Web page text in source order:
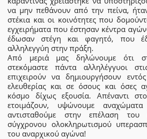
να μην πεθάνουν από την πείνα,
στέκια και οι κοινότητες που
εγχειρήματα που έστησαν κέντρα
έδωσαν στέγη και φαγητό, που
αλληλεγγύη στην πράξη.
Από μεριά μας δηλώνουμε ότι
στεκόμαστε πάντα αλληλέγγυοι
επιχειρούν να δημιουργήσουν
ελευθερίας και σε όσους και όσες
κόσμο δίχως εξουσία. Απέναντι
ετοιμάζουν, υψώνουμε
αντισταθούμε στην επέλαση
σύγχρονου ολοκληρωτισμού
του αναρχικού αγώνα!